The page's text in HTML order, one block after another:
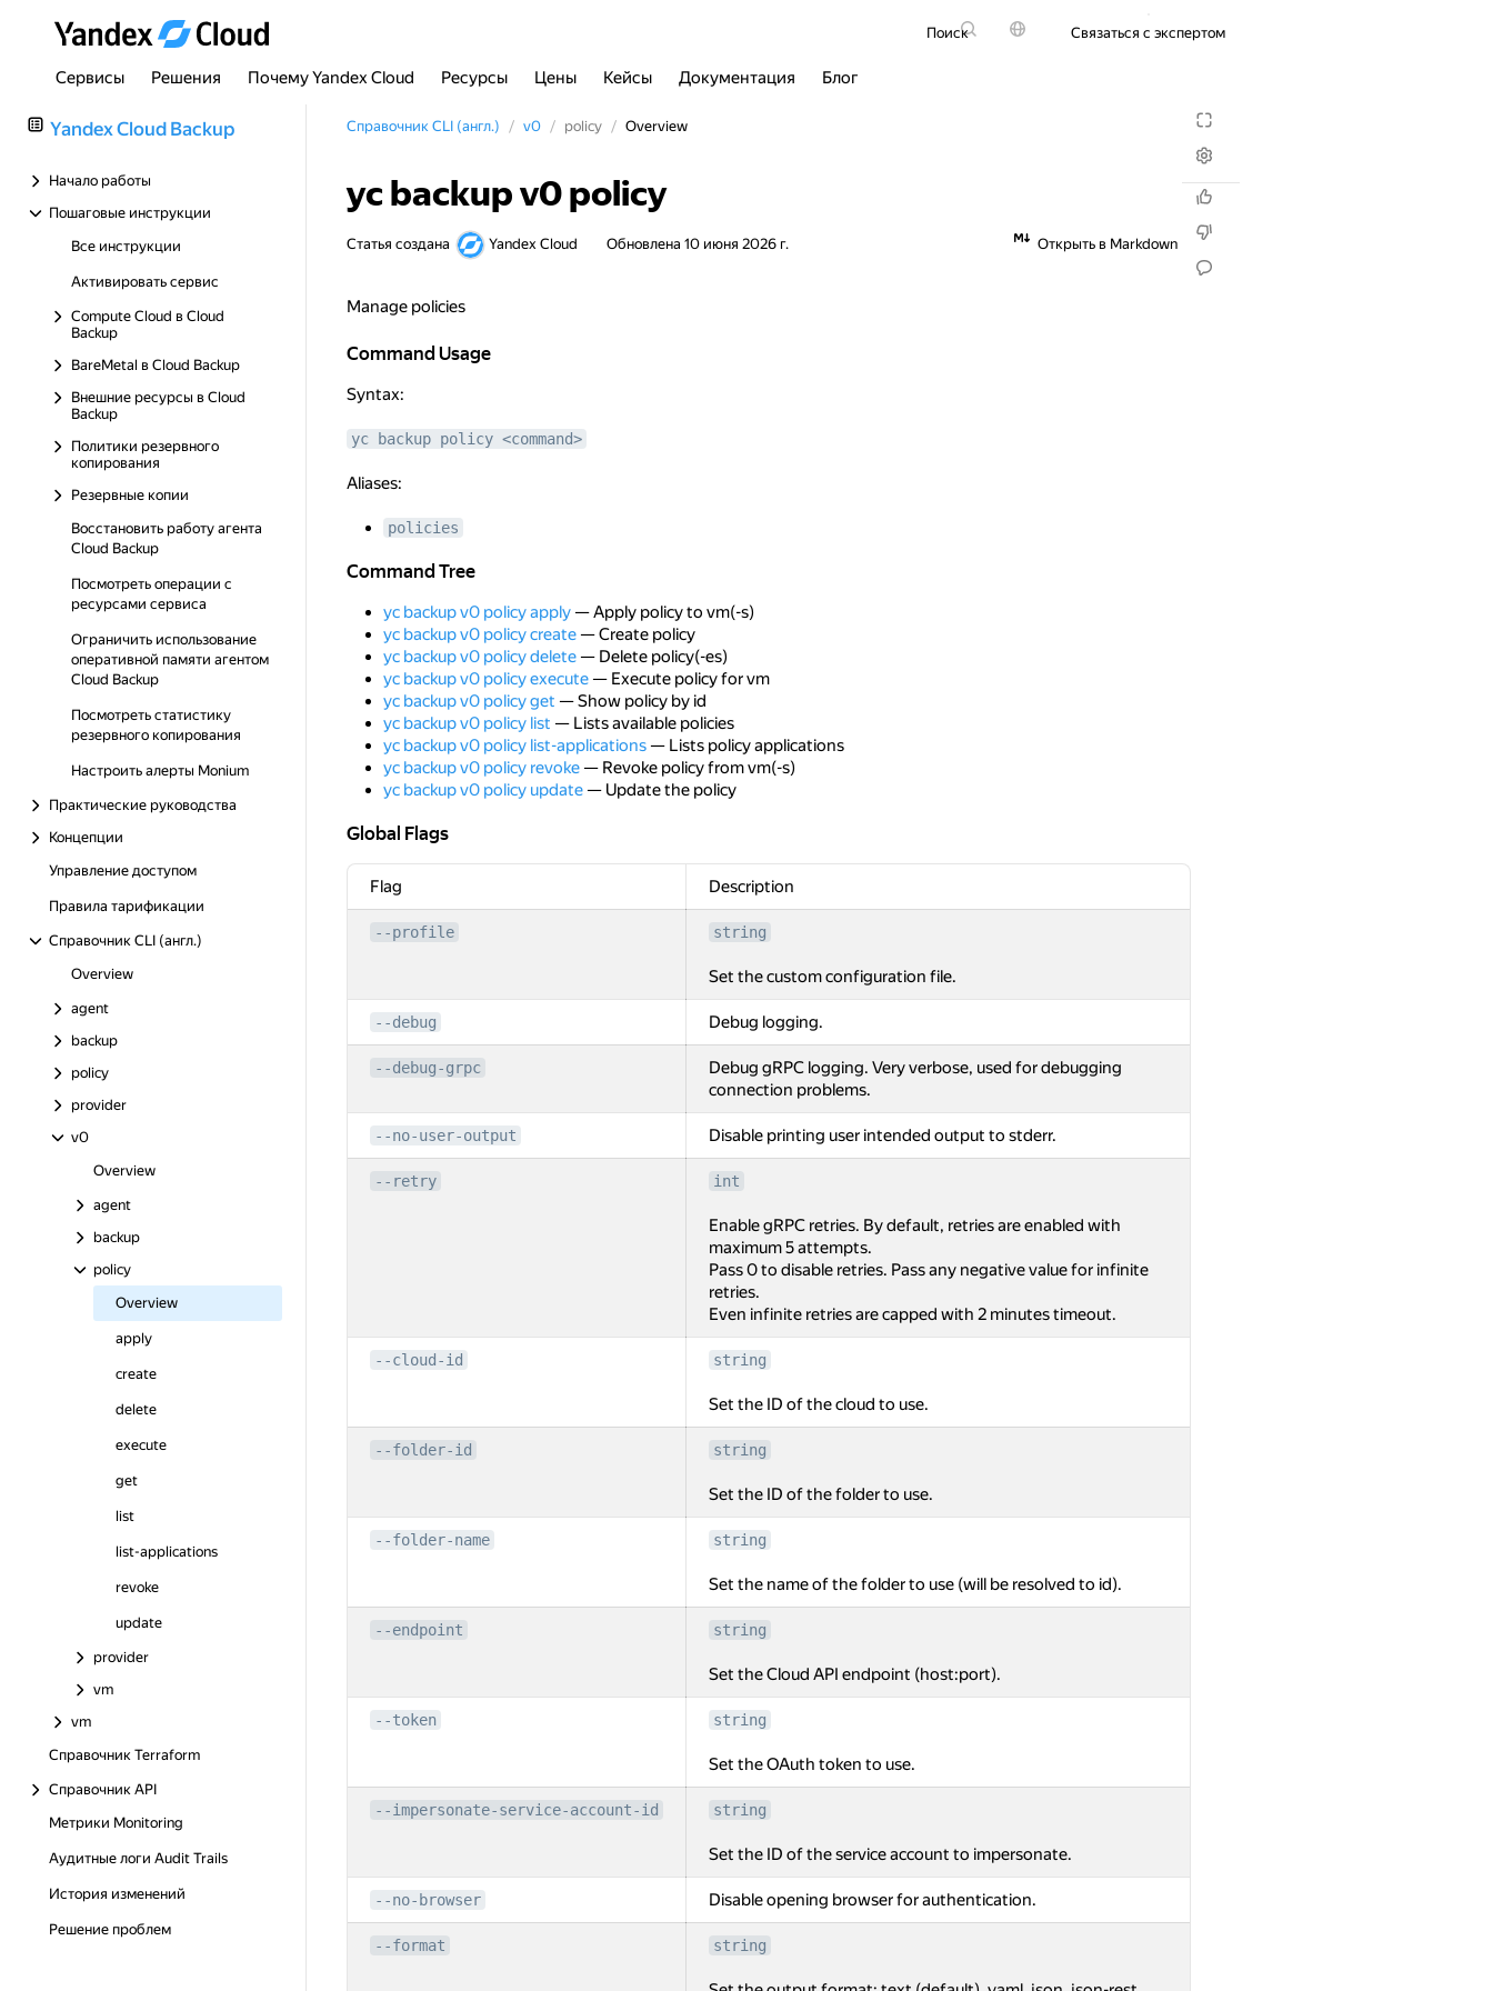
Поиск Связаться с экспертом
Сервисы Решения Почему Yandex Cloud Ресурсы Цены Кейсы Документация Блог
Yandex Cloud Backup
Начало работы
Пошаговые инструкции
Все инструкции
Активировать сервис
Compute Cloud в Cloud
Backup
BareMetal в Cloud Backup
Внешние ресурсы в Cloud
Backup
Политики резервного
копирования
Резервные копии
Восстановить работу агента
Cloud Backup
Посмотреть операции с
ресурсами сервиса
Ограничить использование
оперативной памяти агентом
Cloud Backup
Посмотреть статистику
резервного копирования
Настроить алерты Monium
Практические руководства
Концепции
Управление доступом
Правила тарификации
Справочник CLI (англ.)
Overview
agent
backup
policy
provider
v0
Overview
agent
backup
policy
Overview
apply
create
delete
execute
get
list
list-applications
revoke
update
provider
vm
vm
Справочник Terraform
Справочник API
Метрики Monitoring
Аудитные логи Audit Trails
История изменений
Решение проблем
Справочник CLI (англ.) v0 policy Overview
yc backup v0 policy
Статья создана Yandex Cloud Обновлена 10 июня 2026 г. Открыть в Markdown
Manage policies
Command Usage
Command Usage
Syntax:
yc backup policy <command>
Aliases:
policies
Command Tree
Command Tree
yc backup v0 policy apply— Apply policy to vm(-s)
yc backup v0 policy create— Create policy
yc backup v0 policy delete— Delete policy(-es)
yc backup v0 policy execute— Execute policy for vm
yc backup v0 policy get — Show policy by id
yc backup v0 policy list — Lists available policies
yc backup v0 policy list-applications— Lists policy applications
yc backup v0 policy revoke— Revoke policy from vm(-s)
yc backup v0 policy update— Update the policy
Global Flags
Global Flags
Flag Description
--profile string
Set the custom configuration file.
--debug Debug logging.
--debug-grpc
Debug gRPC logging. Very verbose, used for debugging
connection problems.
--no-user-output Disable printing user intended output to stderr.
--retry int
Enable gRPC retries. By default, retries are enabled with
maximum 5 attempts.
Pass 0 to disable retries. Pass any negative value for infinite
retries.
Even infinite retries are capped with 2 minutes timeout.
--cloud-id string
Set the ID of the cloud to use.
--folder-id string
Set the ID of the folder to use.
--folder-name string
Set the name of the folder to use (will be resolved to id).
--endpoint string
Set the Cloud API endpoint (host:port).
--token string
Set the OAuth token to use.
--impersonate-service-account-id string
Set the ID of the service account to impersonate.
--no-browser Disable opening browser for authentication.
--format string